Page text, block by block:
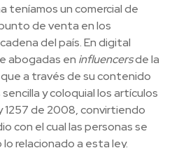
teníamos un comercial de
de venta en los
del país. En digital
abogadas en influencersde la
a través de su contenido
y coloquial los artículos
1257 de 2008, convirtiendo
con el cual las personas se
relacionado a esta ley.